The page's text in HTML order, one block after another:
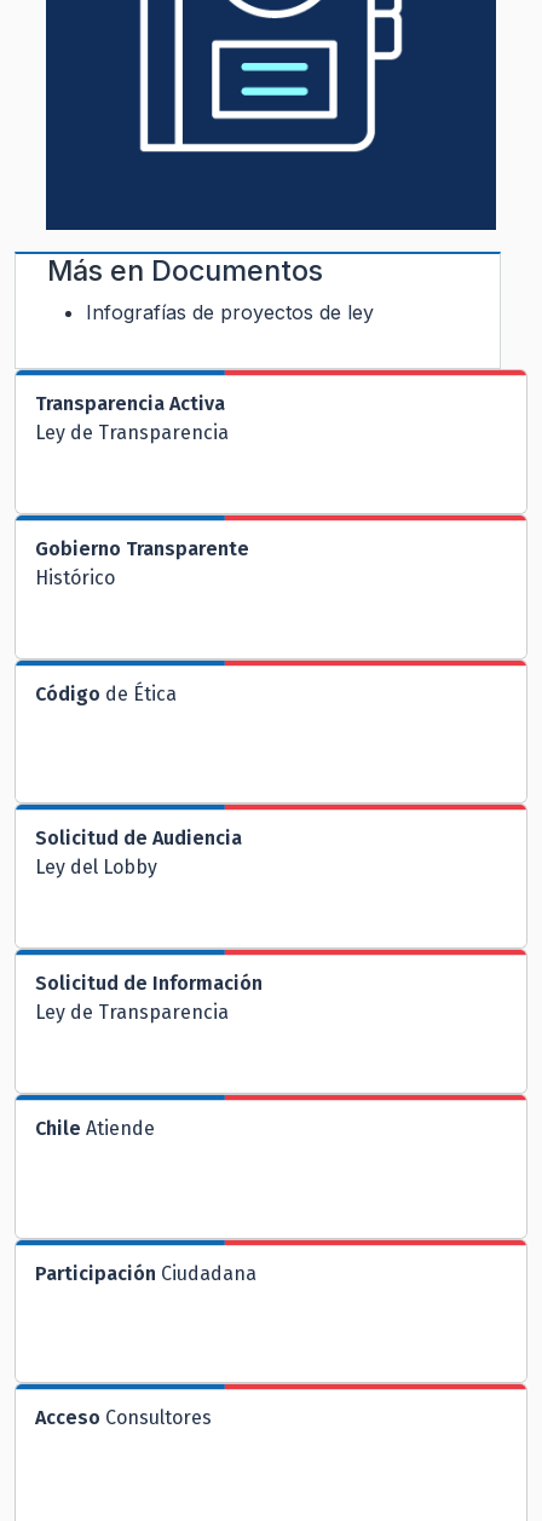
Más en Documentos
Infografías de proyectos de ley
Transparencia Activa
Ley de Transparencia
Gobierno Transparente
Histórico
Código de Ética
Solicitud de Audiencia
Ley del Lobby
Solicitud de Información
Ley de Transparencia
Chile Atiende
Participación Ciudadana
Acceso Consultores